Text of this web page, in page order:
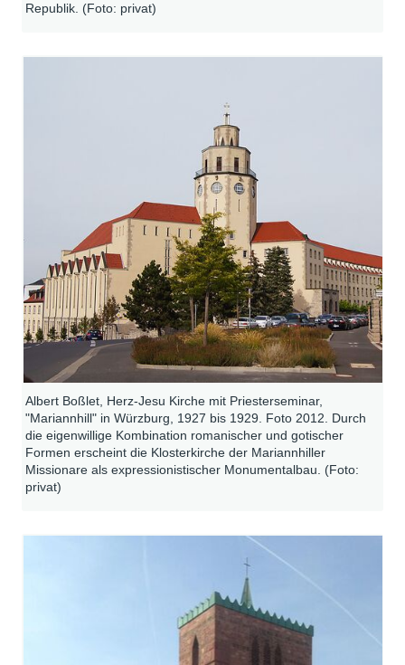
Republik. (Foto: privat)
Albert Boßlet, Herz-Jesu Kirche mit Priesterseminar,
"Mariannhill" in Würzburg, 1927 bis 1929. Foto 2012. Durch
die eigenwillige Kombination romanischer und gotischer
Formen erscheint die Klosterkirche der Mariannhiller
Missionare als expressionistischer Monumentalbau. (Foto:
privat)